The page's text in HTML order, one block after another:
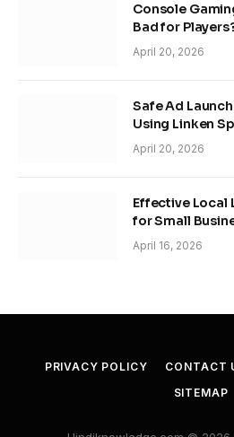
Console
Bad for
April 20, 2026
Safe Ad
Using Linken
April 20, 2026
Effective Local
for Small
April 16, 2026
PRIVACY POLICY CONTACT
SITEMAP